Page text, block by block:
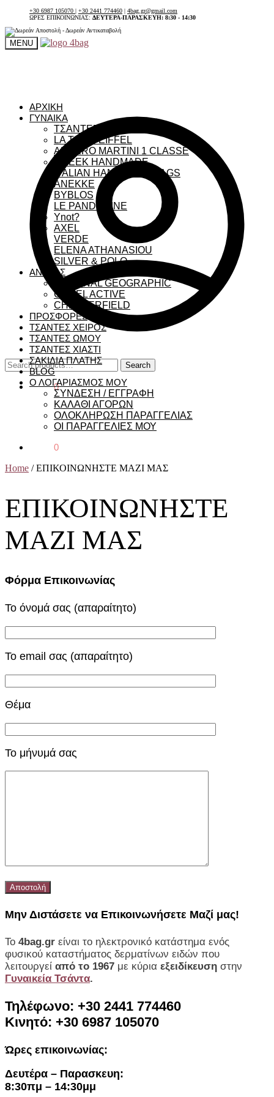
+30 6987 105070 | +30 2441 774460 | 4bag.gr@gmail.com
ΩΡΕΣ ΕΠΙΚΟΙΝΩΝΙΑΣ: ΔΕΥΤΕΡΑ-ΠΑΡΑΣΚΕΥΗ: 8:30 - 14:30
MENU
Search
for:
Search
€0,00 0
ΑΡΧΙΚΗ
ΓΥΝΑΙΚΑ
ΤΣΑΝΤΕΣ ΓΥΝΑΙΚΕΙΕΣ
LA TOUR EIFFEL
ALVIERO MARTINI 1 CLASSE
GREEK HANDMADE
ITALIAN HANDMADE BAGS
ANEKKE
BYBLOS
LE PANDORINE
Ynot?
AXEL
VERDE
ELENA ATHANASIOU
SILVER & POLO
ΑΝΔΡΑΣ
NATIONAL GEOGRAPHIC
CAMEL ACTIVE
CHESTERFIELD
ΠΡΟΣΦΟΡΕΣ
ΤΣΑΝΤΕΣ ΧΕΙΡΟΣ
ΤΣΑΝΤΕΣ ΩΜΟΥ
ΤΣΑΝΤΕΣ ΧΙΑΣΤΙ
ΣΑΚΙΔΙΑ ΠΛΑΤΗΣ
BLOG
Ο ΛΟΓΑΡΙΑΣΜΟΣ ΜΟΥ
ΣΥΝΔΕΣΗ / ΕΓΓΡΑΦΗ
ΚΑΛΑΘΙ ΑΓΟΡΩΝ
ΟΛΟΚΛΗΡΩΣΗ ΠΑΡΑΓΓΕΛΙΑΣ
ΟΙ ΠΑΡΑΓΓΕΛΙΕΣ ΜΟΥ
0
Home /ΕΠΙΚΟΙΝΩΝΗΣΤΕ ΜΑΖΙ ΜΑΣ
ΕΠΙΚΟΙΝΩΝΗΣΤΕ
ΜΑΖΙ ΜΑΣ
Φόρμα Επικοινωνίας
Το όνομά σας (απαραίτητο)
Το email σας (απαραίτητο)
Θέμα
Το μήνυμά σας
Μην Διστάσετε να Επικοινωνήσετε Μαζί μας!
Το 4bag.gr είναι το ηλεκτρονικό κατάστημα ενός
φυσικού καταστήματος δερματίνων ειδών που
λειτουργεί από το 1967 με κύρια εξειδίκευση στην
Γυναικεία Τσάντα.
Τηλέφωνο: +30 2441 774460
Κινητό: +30 6987 105070
Ώρες επικοινωνίας:
Δευτέρα – Παρασκευη:
8:30πμ – 14:30μμ